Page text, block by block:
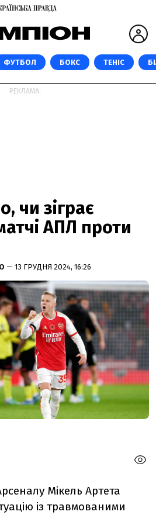
ФУТБОЛ БОКС ТЕНІС
РЕКЛАМА:
чи зіграє
АПЛ проти
— 13 ГРУДНЯ 2024, 16:26
Мікель Артета
із травмованими